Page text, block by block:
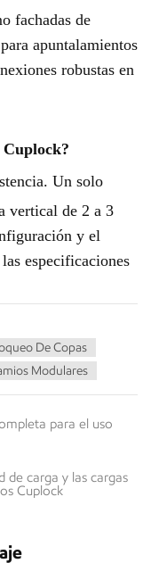
fachadas de
apuntalamientos
robustas en
Cuplock?
Un solo
vertical de 2 a 3
y el
especificaciones
De Copas
Modulares
para el uso
de carga y las cargas
Cuplock